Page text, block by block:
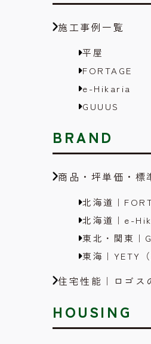
施工事例一覧
平屋
FORTAGE
e-Hikaria
GUUUS
BRAND
商品・坪単価・標
北海道｜
北海道｜e-
東北・関東｜
東海｜YETY
住宅性能｜ロゴ
HOUSING